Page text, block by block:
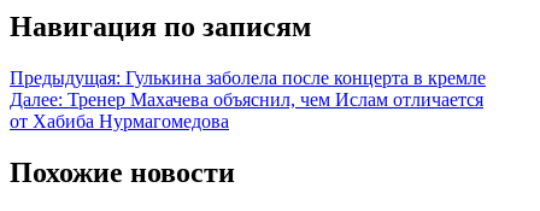
Навигация по записям
Предыдущая: Гулькина заболела после концерта в кремле
Далее: Тренер Махачева объяснил, чем Ислам отличается
от Хабиба Нурмагомедова
Похожие новости